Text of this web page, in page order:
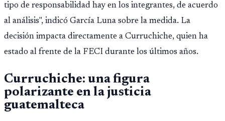
tipo de responsabilidad hay en los integrantes, de acuerdo
al análisis", indicó García Luna sobre la medida. La
decisión impacta directamente a Curruchiche, quien ha
estado al frente de la FECI durante los últimos años.
Curruchiche: una figura
polarizante en la justicia
guatemalteca